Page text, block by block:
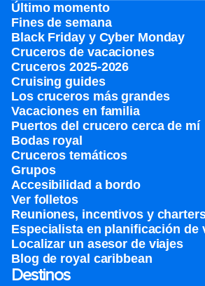
Último momento
Fines de semana
Black Friday y Cyber Monday
Cruceros de vacaciones
Cruceros 2025-2026
Cruising guides
Los cruceros más grandes
Vacaciones en familia
Puertos del crucero cerca de mí
Bodas royal
Cruceros temáticos
Grupos
Accesibilidad a bordo
Ver folletos
Reuniones, incentivos y
Especialista en planificación de
Localizar un asesor de viajes
Blog de royal caribbean
Destinos